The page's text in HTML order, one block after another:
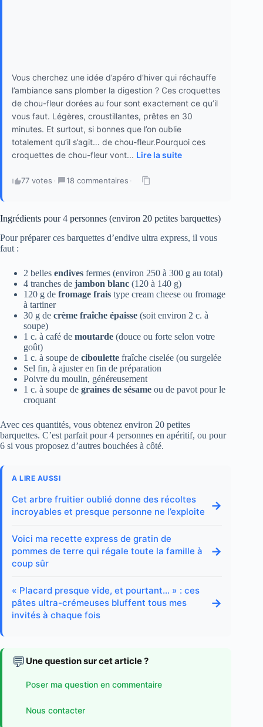
Vous cherchez une idée d’apéro d’hiver qui réchauffe
l’ambiance sans plomber la digestion ? Ces croquettes
de chou-fleur dorées au four sont exactement ce qu’il
vous faut. Légères, croustillantes, prêtes en 30
minutes. Et surtout, si bonnes que l’on oublie
totalement qu’il s’agit… de chou-fleur.Pourquoi ces
croquettes de chou-fleur vont... Lire la suite
77 votes · 18 commentaires ·
Ingrédients pour 4 personnes (environ 20 petites barquettes)
Pour préparer ces barquettes d’endive ultra express, il vous
faut :
2 belles endives fermes (environ 250 à 300 g au total)
4 tranches de jambon blanc (120 à 140 g)
120 g de fromage frais type cream cheese ou fromage
à tartiner
30 g de crème fraîche épaisse (soit environ 2 c. à
soupe)
1 c. à café de moutarde (douce ou forte selon votre
goût)
1 c. à soupe de ciboulette fraîche ciselée (ou surgelée
Sel fin, à ajuster en fin de préparation
Poivre du moulin, généreusement
1 c. à soupe de graines de sésame ou de pavot pour le
croquant
Avec ces quantités, vous obtenez environ 20 petites
barquettes. C’est parfait pour 4 personnes en apéritif, ou pour
6 si vous proposez d’autres bouchées à côté.
A LIRE AUSSI
Cet arbre fruitier oublié donne des récoltes
incroyables et presque personne ne l’exploite
→
Voici ma recette express de gratin de
pommes de terre qui régale toute la famille à
coup sûr
→
« Placard presque vide, et pourtant… » : ces
pâtes ultra-crémeuses bluffent tous mes
invités à chaque fois
→
💬 Une question sur cet article ?
Poser ma question en commentaire
Nous contacter